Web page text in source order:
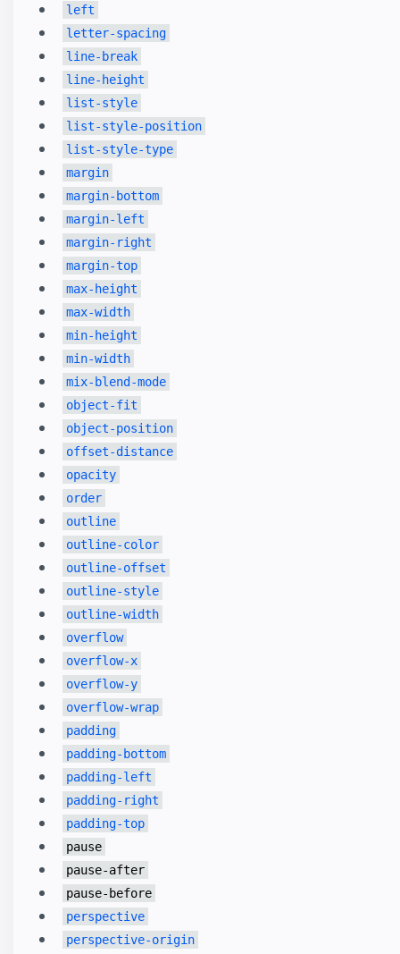
left
letter-spacing
line-break
line-height
list-style
list-style-position
list-style-type
margin
margin-bottom
margin-left
margin-right
margin-top
max-height
max-width
min-height
min-width
mix-blend-mode
object-fit
object-position
offset-distance
opacity
order
outline
outline-color
outline-offset
outline-style
outline-width
overflow
overflow-x
overflow-y
overflow-wrap
padding
padding-bottom
padding-left
padding-right
padding-top
pause
pause-after
pause-before
perspective
perspective-origin